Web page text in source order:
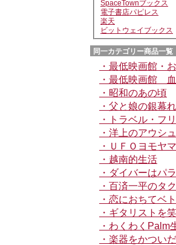
SpaceTownブックス
電子書店パピレス
楽天
ビットウェイブックス
同一カテゴリー商品一覧
・最低映画館・
・最低映画館
・昭和のあの頃
・父と娘の銀幕
・トラベル・フ
・洋上のアウシ
・ＵＦＯヨモヤ
・越南的生活
・ダイバーはパ
・百済一平のタ
・恋におちてベ
・ギタリストを
・わくわくPalm
・楽器をかつい